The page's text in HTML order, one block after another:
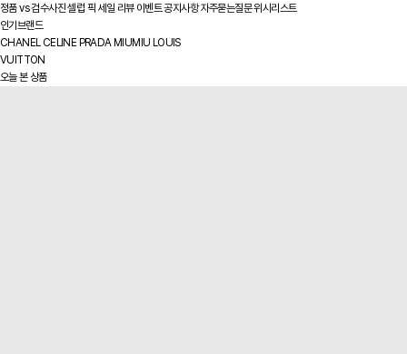
정품 vs검수사진셀럽 픽 세일 리뷰 이벤트공지사항 자주묻는질문위시리스트
인기브랜드
CHANEL CELINE PRADA MIUMIU LOUIS
VUITTON
오늘 본 상품